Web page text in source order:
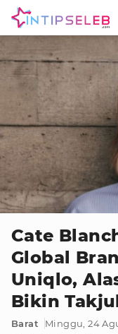
Cate
Global
Uniqlo,
Bikin
Barat
Minggu, 24